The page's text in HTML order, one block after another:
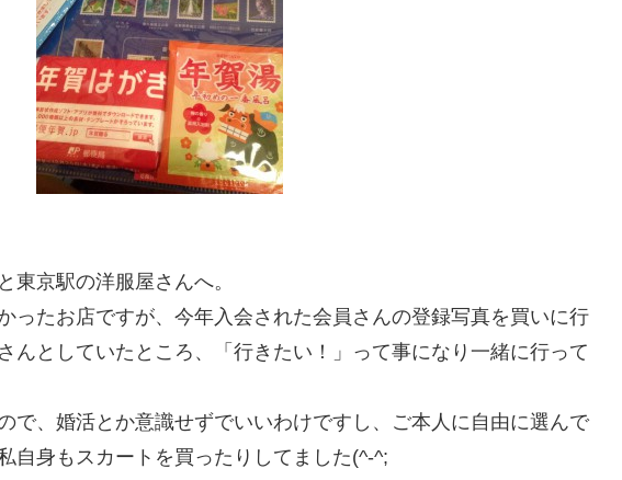
東京駅の洋服屋さんへ。
ったお店ですが、今年入会された会員さんの登録写真を買いに行
んとしていたところ、「行きたい！」って事になり一緒に行って
で、婚活とか意識せずでいいわけですし、ご本人に自由に選んで
自身もスカートを買ったりしてました(^-^;